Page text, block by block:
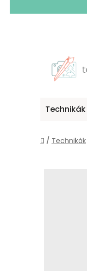
Technikák
Kezdőlap
/ Technikák